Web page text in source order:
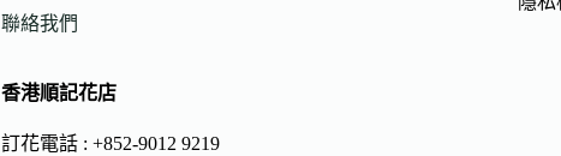
聯絡我們
香港順記花店
訂花電話 : +852-9012 9219